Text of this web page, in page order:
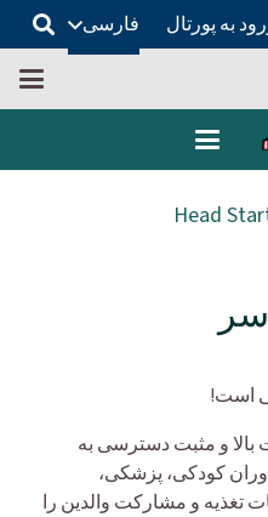
به پورتال فارسی
Head
است!
بالا و مثبت دسترسی به
کودکی، پزشکی،
تغذیه و مشارکت والدین را